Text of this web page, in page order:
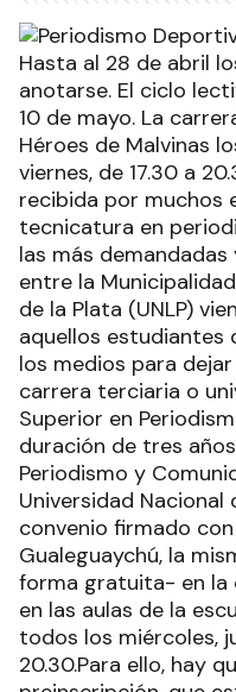
Hasta al 28 de abril
anotarse. El ciclo
10 de mayo. La
Héroes de Malvinas
viernes, de 17.30 a
recibida por muchos
tecnicatura en
las más
entre la
de la Plata (UNLP)
aquellos estudiantes
los medios para
carrera terciaria o
Superior en
duración de tres
Periodismo y
Universidad Nacional
convenio firmado
Gualeguaychú, la
forma gratuita- en la
en las aulas de la
todos los miércoles,
20.30.Para ello, hay